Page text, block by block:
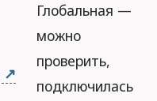
Глобальная —
можно
проверить,
подключилась